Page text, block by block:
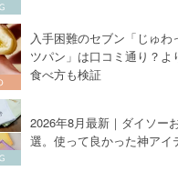
入手困難のセブン「じゅわ
ツパン」は口コミ通り？よ
食べ方も検証
2026年8月最新｜ダイソー
選。使って良かった神アイ